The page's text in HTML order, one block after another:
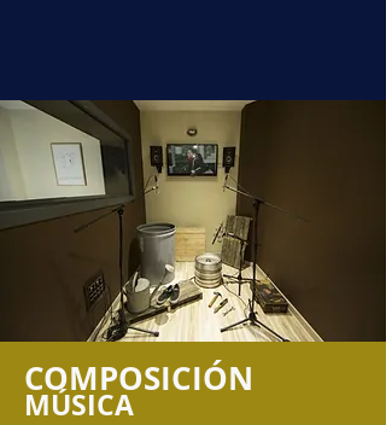
COMPOSICIÓN
MÚSICA